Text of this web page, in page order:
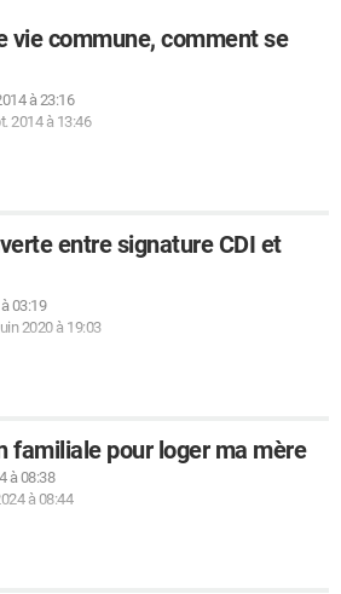
vie commune, comment se
à 23:16
2014 à 13:46
entre signature CDI et
03:19
2020 à 19:03
familiale pour loger ma mère
à 08:38
à 08:44